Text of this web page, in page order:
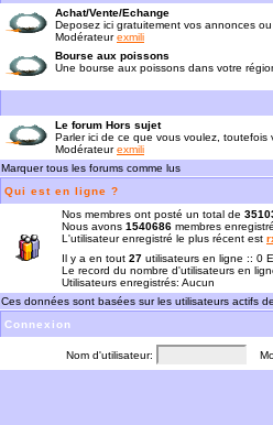
Achat/Vente/Echange
Deposez ici gratuitement vos annonces
Modérateurexmili
Bourse aux poissons
Une bourse aux poissons dans votre
Le forum Hors sujet
Parler ici de ce que vous voulez, toutefois
Modérateurexmili
Marquer tous les forums comme lus
Qui est en ligne ?
Nos membres ont posté un total de
Nous avons 1540686 membres
L'utilisateur enregistré le plus récent est
Il y a en tout 27 utilisateurs en ligne :: 0
Le record du nombre d'utilisateurs en
Utilisateurs enregistrés: Aucun
Ces données sont basées sur les utilisateurs actifs
Connexion
Nom d'utilisateur: